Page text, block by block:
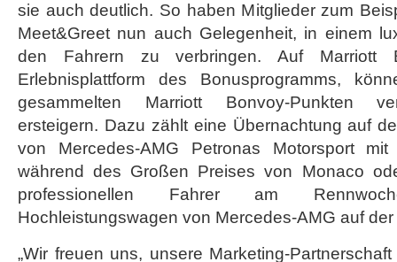
sie auch deutlich. So haben Mitglieder zum
Meet&Greet nun auch Gelegenheit, in einem
den Fahrern zu verbringen. Auf Marriott
Erlebnisplattform des Bonusprogramms,
gesammelten Marriott Bonvoy-Punkten
ersteigern. Dazu zählt eine Übernachtung auf
von Mercedes-AMG Petronas Motorsport mit
während des Großen Preises von Monaco
professionellen Fahrer am
Hochleistungswagen von Mercedes-AMG auf
„Wir freuen uns, unsere Marketing-